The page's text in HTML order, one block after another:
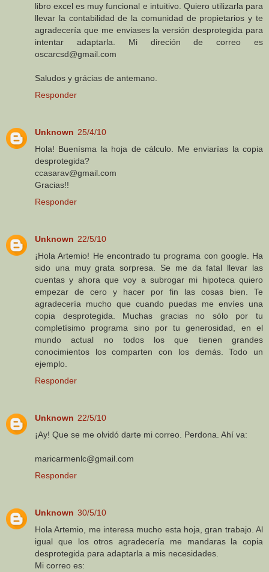
libro excel es muy funcional e intuitivo. Quiero utilizarla para
llevar la contabilidad de la comunidad de propietarios y te
agradecería que me enviases la versión desprotegida para
intentar adaptarla. Mi direción de correo es
oscarcsd@gmail.com
Saludos y grácias de antemano.
Responder
Unknown 25/4/10
Hola! Buenísma la hoja de cálculo. Me enviarías la copia
desprotegida?
ccasarav@gmail.com
Gracias!!
Responder
Unknown 22/5/10
¡Hola Artemio! He encontrado tu programa con google. Ha
sido una muy grata sorpresa. Se me da fatal llevar las
cuentas y ahora que voy a subrogar mi hipoteca quiero
empezar de cero y hacer por fin las cosas bien. Te
agradecería mucho que cuando puedas me envíes una
copia desprotegida. Muchas gracias no sólo por tu
completísimo programa sino por tu generosidad, en el
mundo actual no todos los que tienen grandes
conocimientos los comparten con los demás. Todo un
ejemplo.
Responder
Unknown 22/5/10
¡Ay! Que se me olvidó darte mi correo. Perdona. Ahí va:
maricarmenlc@gmail.com
Responder
Unknown 30/5/10
Hola Artemio, me interesa mucho esta hoja, gran trabajo. Al
igual que los otros agradecería me mandaras la copia
desprotegida para adaptarla a mis necesidades.
Mi correo es: